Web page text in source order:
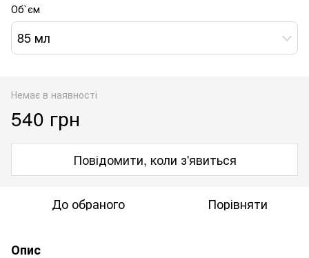
Об`єм
85 мл
Немає в наявності
540 грн
Повідомити, коли з'явиться
До обраного Порівняти
Опис